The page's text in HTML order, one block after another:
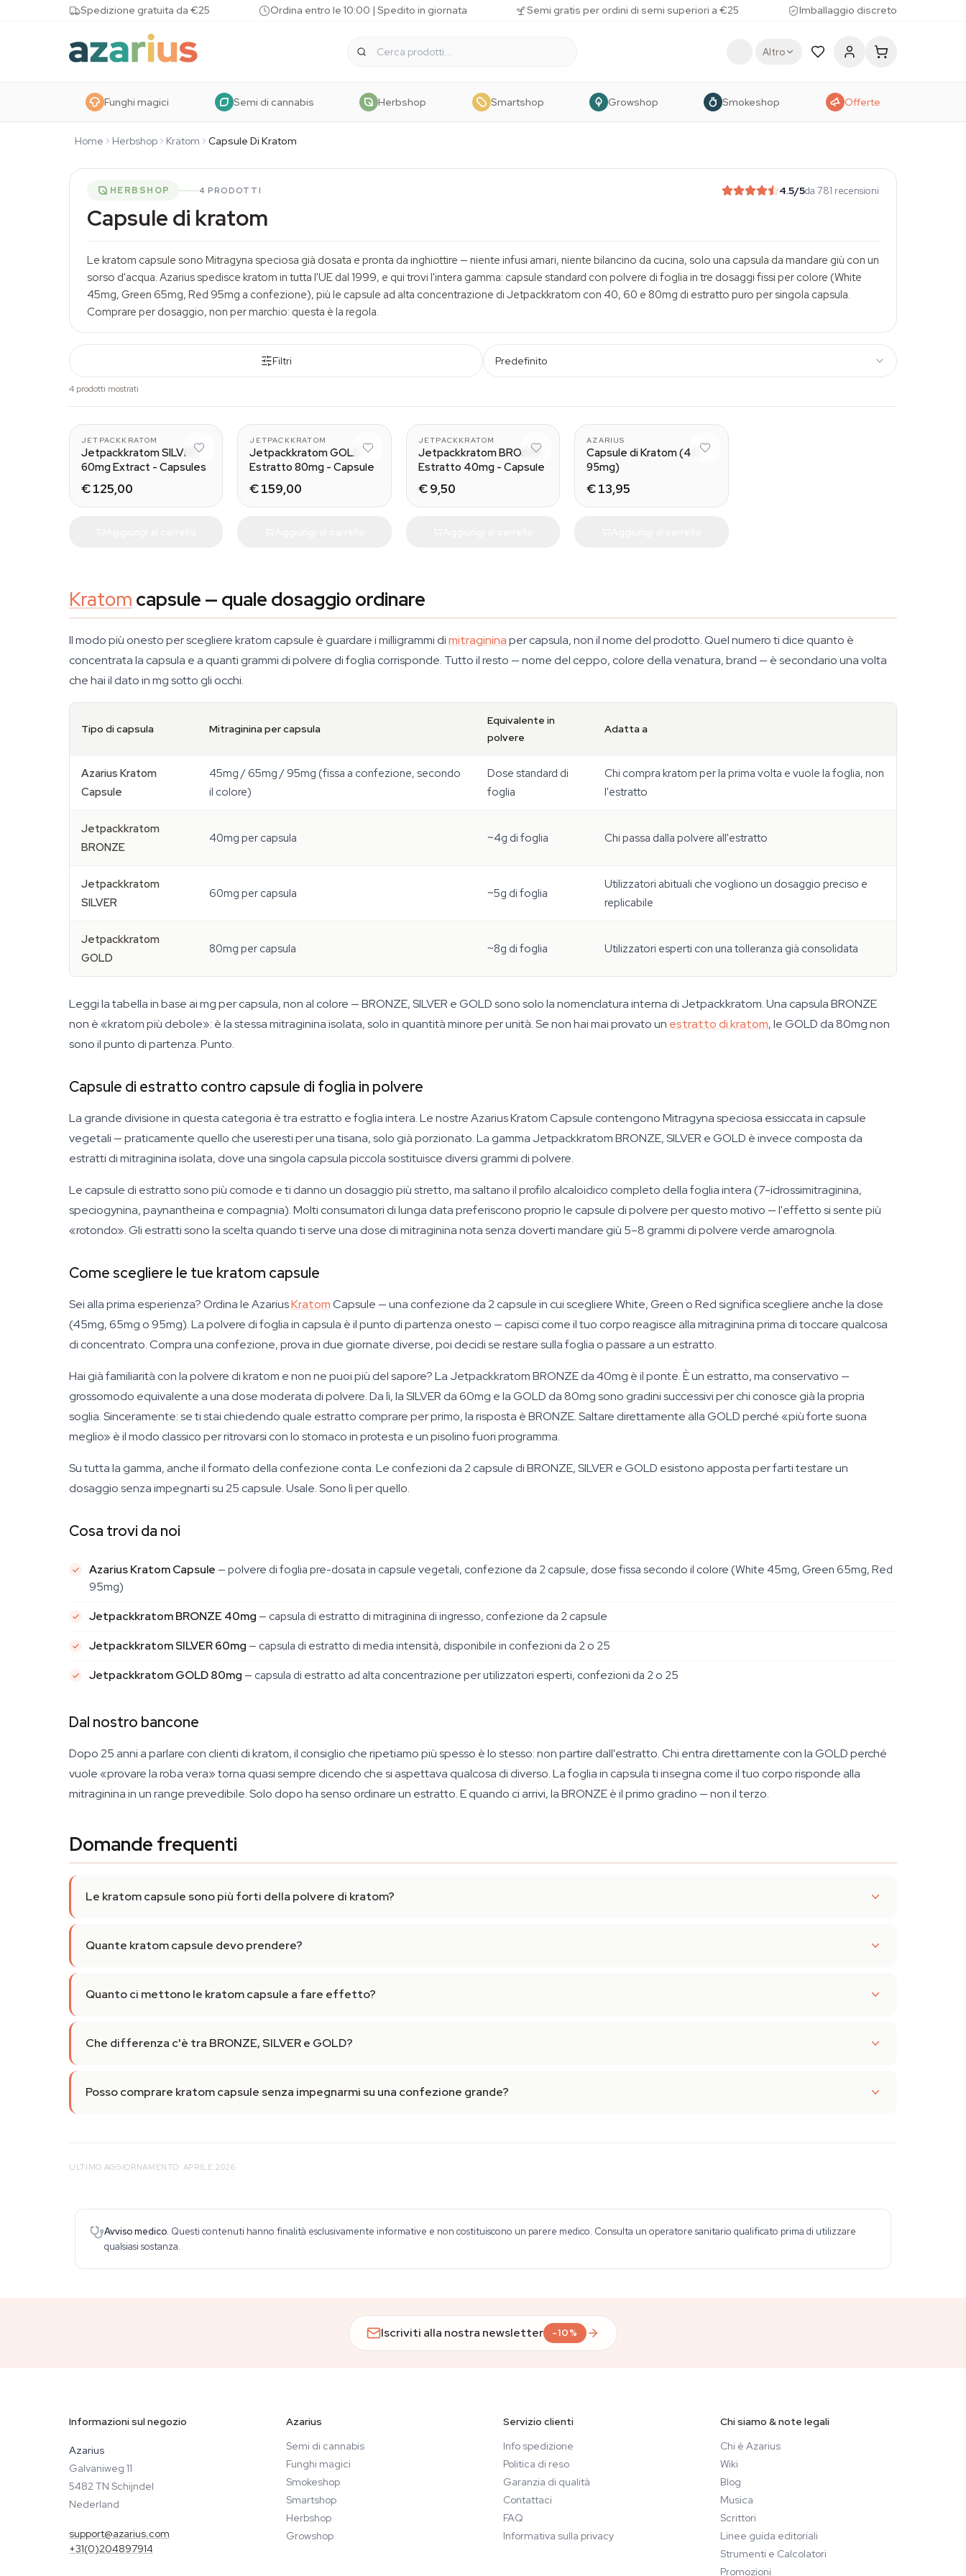
Skip to contentSpedizione gratuita da €25 Ordina entro le 10:00 | Spedito in giornata Semi gratis per ordini di semi superiori a €25 Imballaggio discreto
Altro
Funghi magici Semi di cannabis Herbshop Smartshop Growshop Smokeshop Offerte
Home Herbshop Kratom Capsule Di Kratom
HERBSHOP 4 PRODOTTI 4.5/5da 781 recensioni
Capsule di kratom
Le kratom capsule sono Mitragyna speciosa già dosata e pronta da inghiottire — niente infusi amari, niente bilancino da cucina, solo una capsula da mandare giù con un
sorso d'acqua. Azarius spedisce kratom in tutta l'UE dal 1999, e qui trovi l'intera gamma: capsule standard con polvere di foglia in tre dosaggi fissi per colore (White
45mg, Green 65mg, Red 95mg a confezione), più le capsule ad alta concentrazione di Jetpackkratom con 40, 60 e 80mg di estratto puro per singola capsula.
Comprare per dosaggio, non per marchio: questa è la regola.
Filtri Predefinito
4 prodotti mostrati
25 caps
JETPACKKRATOM
Jetpackkratom SILVER
60mg Extract - Capsules
€ 125,00
25 caps
JETPACKKRATOM
Jetpackkratom GOLD
Estratto 80mg - Capsule
€ 159,00
JETPACKKRATOM
Jetpackkratom BRONZE
Estratto 40mg - Capsule
€ 9,50
Green (65mg)
AZARIUS
Capsule di Kratom (45-
95mg)
€ 13,95
Kratom capsule — quale dosaggio ordinare
Il modo più onesto per scegliere kratom capsule è guardare i milligrammi dimitragininaper capsula, non il nome del prodotto. Quel numero ti dice quanto è
concentrata la capsula e a quanti grammi di polvere di foglia corrisponde. Tutto il resto — nome del ceppo, colore della venatura, brand — è secondario una volta
che hai il dato in mg sotto gli occhi.
Tipo di capsula Mitraginina per capsula
Equivalente in
polvere
Adatta a
Azarius Kratom
Capsule
45mg / 65mg / 95mg (fissa a confezione, secondo
il colore)
Dose standard di
foglia
Chi compra kratom per la prima volta e vuole la foglia, non
l'estratto
Jetpackkratom
BRONZE
40mg per capsula ~4g di foglia Chi passa dalla polvere all'estratto
Jetpackkratom
SILVER
60mg per capsula ~5g di foglia
Utilizzatori abituali che vogliono un dosaggio preciso e
replicabile
Jetpackkratom
GOLD
80mg per capsula ~8g di foglia Utilizzatori esperti con una tolleranza già consolidata
Leggi la tabella in base ai mg per capsula, non al colore — BRONZE, SILVER e GOLD sono solo la nomenclatura interna di Jetpackkratom. Una capsula BRONZE
non è «kratom più debole»: è la stessa mitraginina isolata, solo in quantità minore per unità. Se non hai mai provato un estratto di kratom, le GOLD da 80mg non
sono il punto di partenza. Punto.
Capsule di estratto contro capsule di foglia in polvere
La grande divisione in questa categoria è tra estratto e foglia intera. Le nostre Azarius Kratom Capsule contengonoMitragyna speciosa essiccata in capsule
vegetali — praticamente quello che useresti per una tisana, solo già porzionato. La gamma Jetpackkratom BRONZE, SILVER e GOLD è invece composta da
estratti di mitraginina isolata, dove una singola capsula piccola sostituisce diversi grammi di polvere.
Le capsule di estratto sono più comode e ti danno un dosaggio più stretto, ma saltano il profilo alcaloidico completo della foglia intera (7-idrossimitraginina,
speciogynina, paynantheina e compagnia). Molti consumatori di lunga data preferiscono proprio le capsule di polvere per questo motivo — l'effetto si sente più
«rotondo». Gli estratti sono la scelta quando ti serve una dose di mitraginina nota senza doverti mandare giù 5–8 grammi di polvere verde amarognola.
Come scegliere le tue kratom capsule
Sei alla prima esperienza? Ordina le AzariusKratomCapsule — una confezione da 2 capsule in cui scegliere White, Green o Red significa scegliere anche la dose
(45mg, 65mg o 95mg). La polvere di foglia in capsula è il punto di partenza onesto — capisci come il tuo corpo reagisce alla mitraginina prima di toccare qualcosa
di concentrato. Compra una confezione, prova in due giornate diverse, poi decidi se restare sulla foglia o passare a un estratto.
Hai già familiarità con la polvere di kratom e non ne puoi più del sapore? La Jetpackkratom BRONZE da 40mg è il ponte. È un estratto, ma conservativo —
grossomodo equivalente a una dose moderata di polvere. Da lì, la SILVER da 60mg e la GOLD da 80mg sono gradini successivi per chi conosce già la propria
soglia. Sinceramente: se ti stai chiedendo quale estratto comprare per primo, la risposta è BRONZE. Saltare direttamente alla GOLD perché «più forte suona
meglio» è il modo classico per ritrovarsi con lo stomaco in protesta e un pisolino fuori programma.
Su tutta la gamma, anche il formato della confezione conta. Le confezioni da 2 capsule di BRONZE, SILVER e GOLD esistono apposta per farti testare un
dosaggio senza impegnarti su 25 capsule. Usale. Sono lì per quello.
Cosa trovi da noi
Azarius Kratom Capsule — polvere di foglia pre-dosata in capsule vegetali, confezione da 2 capsule, dose fissa secondo il colore (White 45mg, Green 65mg, Red
95mg)
Jetpackkratom BRONZE 40mg — capsula di estratto di mitraginina di ingresso, confezione da 2 capsule
Jetpackkratom SILVER 60mg — capsula di estratto di media intensità, disponibile in confezioni da 2 o 25
Jetpackkratom GOLD 80mg — capsula di estratto ad alta concentrazione per utilizzatori esperti, confezioni da 2 o 25
Dal nostro bancone
Dopo 25 anni a parlare con clienti di kratom, il consiglio che ripetiamo più spesso è lo stesso: non partire dall'estratto. Chi entra direttamente con la GOLD perché
vuole «provare la roba vera» torna quasi sempre dicendo che si aspettava qualcosa di diverso. La foglia in capsula ti insegna come il tuo corpo risponde alla
mitraginina in un range prevedibile. Solo dopo ha senso ordinare un estratto. E quando ci arrivi, la BRONZE è il primo gradino — non il terzo.
Domande frequenti
Le kratom capsule sono più forti della polvere di kratom?
Quante kratom capsule devo prendere?
Quanto ci mettono le kratom capsule a fare effetto?
Che differenza c'è tra BRONZE, SILVER e GOLD?
Posso comprare kratom capsule senza impegnarmi su una confezione grande?
ULTIMO AGGIORNAMENTO: APRILE 2026
Avviso medico. Questi contenuti hanno finalità esclusivamente informative e non costituiscono un parere medico. Consulta un operatore sanitario qualificato prima di utilizzare
qualsiasi sostanza.
Iscriviti alla nostra newsletter -10%
Informazioni sul negozio
Azarius
Galvaniweg 11
5482 TN Schijndel
Nederland
support@azarius.com
+31(0)204897914
Azarius
Semi di cannabis
Funghi magici
Smokeshop
Smartshop
Herbshop
Growshop
Servizio clienti
Info spedizione
Politica di reso
Garanzia di qualità
Contattaci
FAQ
Informativa sulla privacy
Chi siamo & note legali
Chi è Azarius
Wiki
Blog
Musica
Scrittori
Linee guida editoriali
Strumenti e Calcolatori
Promozioni